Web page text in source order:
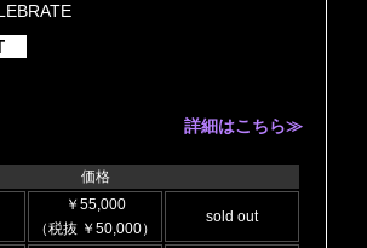
詳細はこちら≫
価格
￥55,000
（税抜 ￥50,000）
sold out